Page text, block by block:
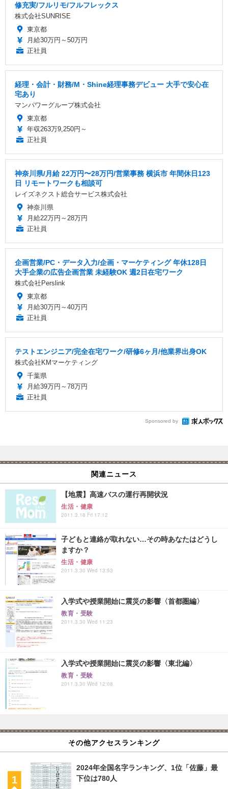
修充実/フルリモ/フルフレックス
株式会社SUNRISE
東京都
月給30万円～50万円
正社員
経理・会計・財務/M・Shine経理事務デビュー 大手で安心在
宅あり
マンパワーグループ株式会社
東京都
年収263万9,250円～
正社員
神奈川県/月給 22万円〜28万円/営業事務 横浜市 年間休日123
日 リモートワークも相談可
レイズネクスト総合サービス株式会社
神奈川県
月給22万円～28万円
正社員
企画営業/PC・データ入力/企画・マーケティング 年休128日
大手企業の広告企画営業 未経験OK 週2日在宅ワーク
株式会社Perslink
東京都
月給30万円～40万円
正社員
テストエンジニア/完全在宅ワーク/研修6ヶ月/他業界出身OK
株式会社KMマーケティング
千葉県
月給39万円～78万円
正社員
Sponsored by
関連ニュース
【地震】高速バスの運行再開状況
生活・健康
2011.3.18 Fri 17:12
子どもと連絡が取れない…その時あなたはどうし
ますか？
生活・健康
2011.3.30 Wed 13:53
入学式や授業開始に震災の影響〈首都圏編〉
教育・受験
2011.3.30 Wed 11:23
入学式や授業開始に震災の影響〈東北編〉
教育・受験
2011.3.30 Wed 12:08
その他アクセスランキング
2024年全国名字ランキング、1位「佐藤」最
下位は780人